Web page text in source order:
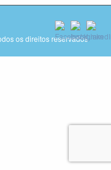
os direitos reservados